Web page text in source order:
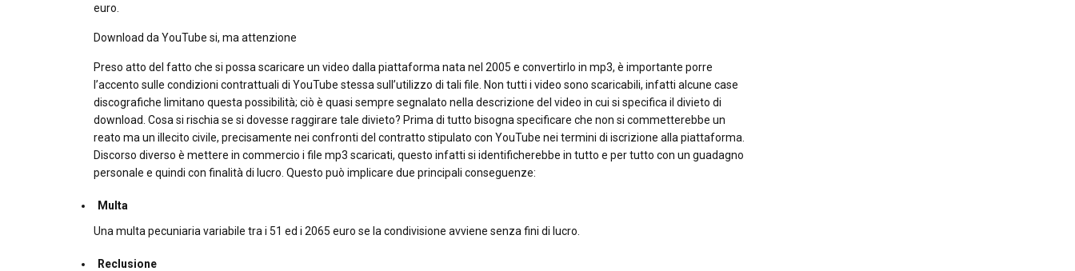
euro.
Download da YouTube si, ma attenzione
Preso atto del fatto che si possa scaricare un video dalla piattaforma nata nel 2005 e convertirlo in mp3, è importante porre
l’accento sulle condizioni contrattuali di YouTube stessa sull’utilizzo di tali file. Non tutti i video sono scaricabili, infatti alcune case
discografiche limitano questa possibilità; ciò è quasi sempre segnalato nella descrizione del video in cui si specifica il divieto di
download. Cosa si rischia se si dovesse raggirare tale divieto? Prima di tutto bisogna specificare che non si commetterebbe un
reato ma un illecito civile, precisamente nei confronti del contratto stipulato con YouTube nei termini di iscrizione alla piattaforma.
Discorso diverso è mettere in commercio i file mp3 scaricati, questo infatti si identificherebbe in tutto e per tutto con un guadagno
personale e quindi con finalità di lucro. Questo può implicare due principali conseguenze:
Multa
Una multa pecuniaria variabile tra i 51 ed i 2065 euro se la condivisione avviene senza fini di lucro.
Reclusione